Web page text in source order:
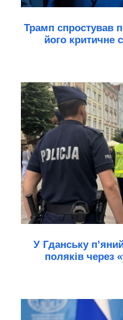
Трамп спростував
його критичне
У Гданську
поляків через